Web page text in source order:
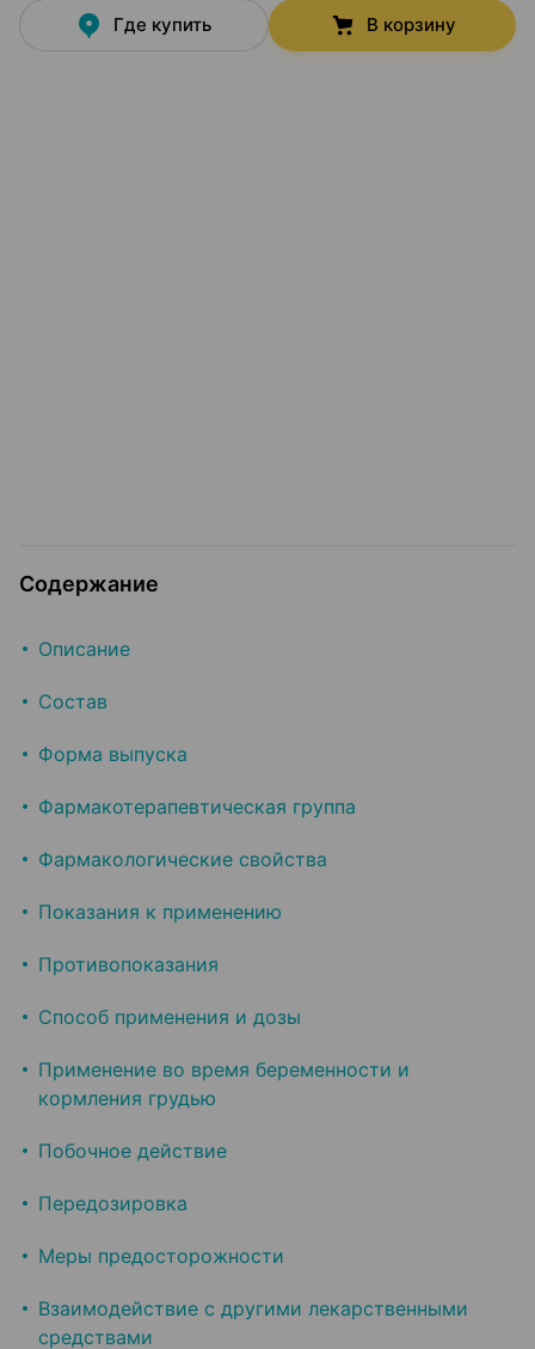
Где купить В корзину
Содержание
Описание
Состав
Форма выпуска
Фармакотерапевтическая группа
Фармакологические свойства
Показания к применению
Противопоказания
Способ применения и дозы
Применение во время беременности и
кормления грудью
Побочное действие
Передозировка
Меры предосторожности
Взаимодействие с другими лекарственными
средствами